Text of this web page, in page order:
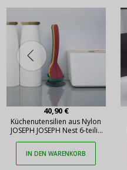
40,90 €
Küchenutensilien aus Nylon
JOSEPH JOSEPH Nest 6-teilig
IN DEN WARENKORB